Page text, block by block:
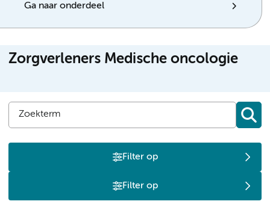
Ga naar onderdeel
Zorgverleners Medische oncologie
Filter op
Filter op